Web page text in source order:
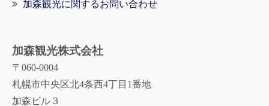
加森観光に関するお問い合わせ
加森観光株式会社
〒060-0004
札幌市中央区北4条西4丁目1番地
加森ビル３